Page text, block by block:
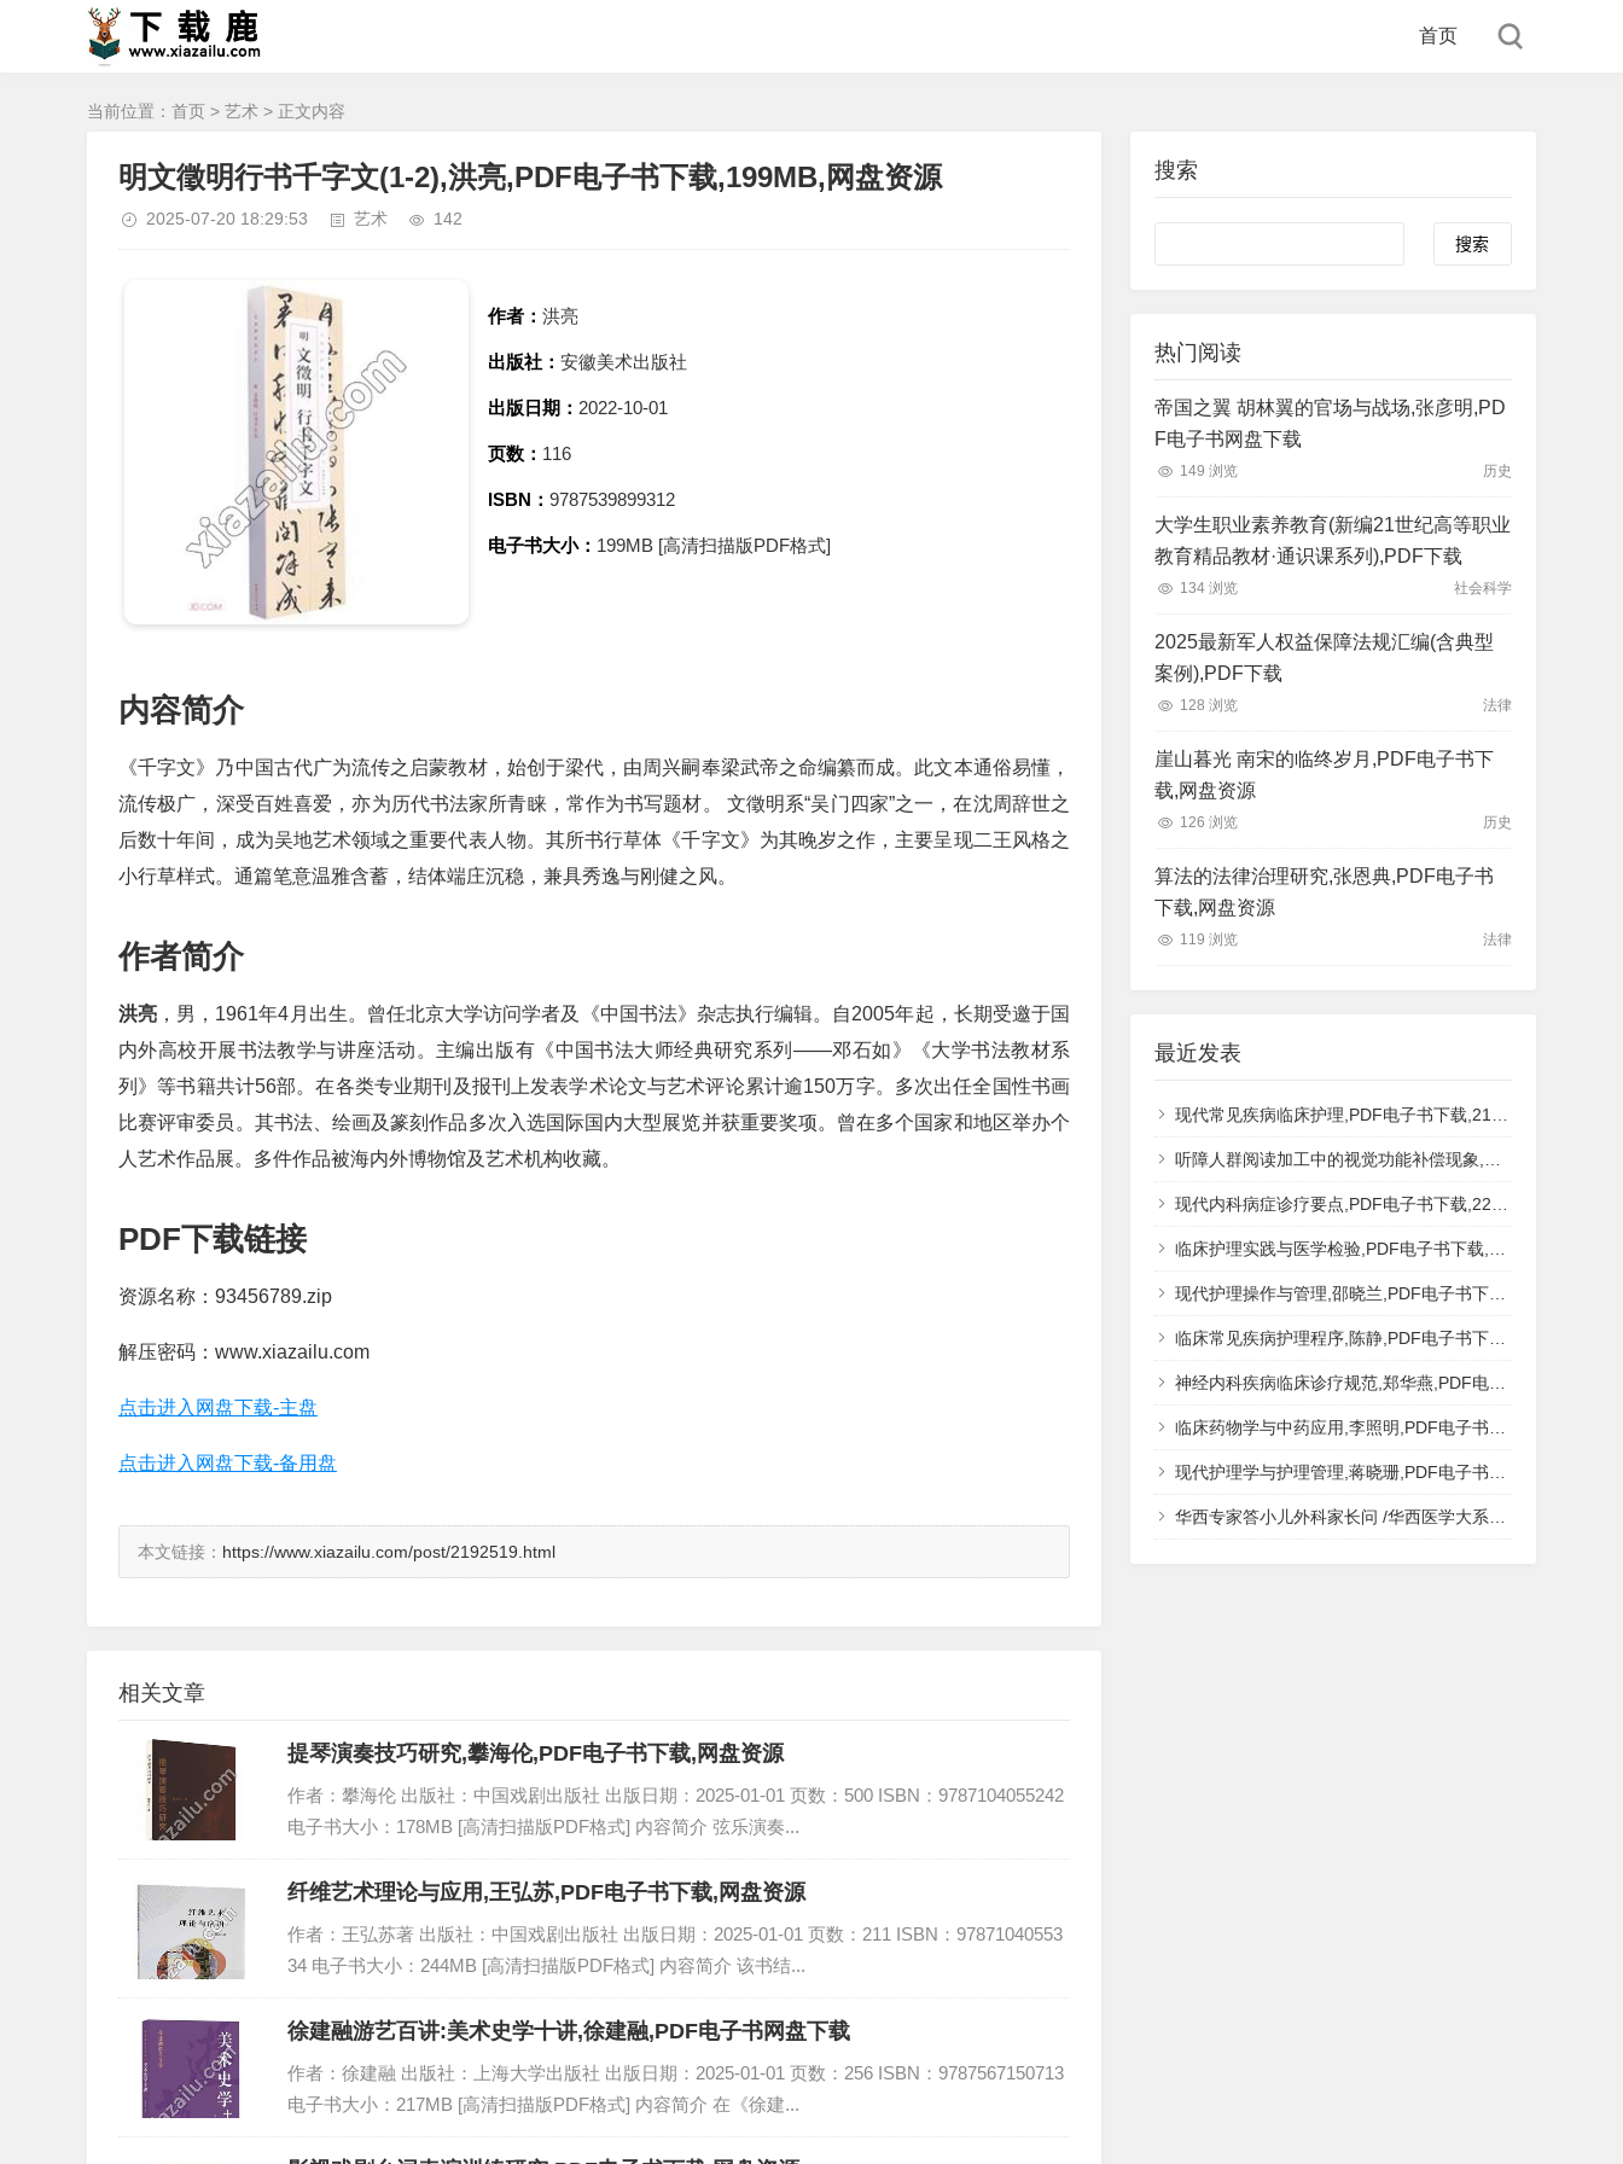
首页
当前位置： 首页 > 艺术 > 正文内容
明文徵明行书千字文(1-2),洪亮,PDF电子书下载,199MB,网盘资源
2025-07-20 18:29:53 艺术 142
作者： 洪亮
出版社： 安徽美术出版社
出版日期： 2022-10-01
页数： 116
ISBN： 9787539899312
电子书大小： 199MB [高清扫描版PDF格式]
内容简介
《千字文》乃中国古代广为流传之启蒙教材，始创于梁代，由周兴嗣奉梁武帝之命编纂而成。此文本通俗易懂，
流传极广，深受百姓喜爱，亦为历代书法家所青睐，常作为书写题材。 文徵明系“吴门四家”之一，在沈周辞世之
后数十年间，成为吴地艺术领域之重要代表人物。其所书行草体《千字文》为其晚岁之作，主要呈现二王风格之
小行草样式。通篇笔意温雅含蓄，结体端庄沉稳，兼具秀逸与刚健之风。
作者简介
洪亮 ，男，1961年4月出生。曾任北京大学访问学者及《中国书法》杂志执行编辑。自2005年起，长期受邀于国
内外高校开展书法教学与讲座活动。主编出版有《中国书法大师经典研究系列——邓石如》《大学书法教材系
列》等书籍共计56部。在各类专业期刊及报刊上发表学术论文与艺术评论累计逾150万字。多次出任全国性书画
比赛评审委员。其书法、绘画及篆刻作品多次入选国际国内大型展览并获重要奖项。曾在多个国家和地区举办个
人艺术作品展。多件作品被海内外博物馆及艺术机构收藏。
PDF下载链接
资源名称：93456789.zip
解压密码：www.xiazailu.com
点击进入网盘下载-主盘
点击进入网盘下载-备用盘
本文链接： https://www.xiazailu.com/post/2192519.html
相关文章
提琴演奏技巧研究,攀海伦,PDF电子书下载,网盘资源
作者：攀海伦 出版社：中国戏剧出版社 出版日期：2025-01-01 页数：500 ISBN：9787104055242
电子书大小：178MB [高清扫描版PDF格式] 内容简介 弦乐演奏...
纤维艺术理论与应用,王弘苏,PDF电子书下载,网盘资源
作者：王弘苏著 出版社：中国戏剧出版社 出版日期：2025-01-01 页数：211 ISBN：97871040553
34 电子书大小：244MB [高清扫描版PDF格式] 内容简介 该书结...
徐建融游艺百讲:美术史学十讲,徐建融,PDF电子书网盘下载
作者：徐建融 出版社：上海大学出版社 出版日期：2025-01-01 页数：256 ISBN：9787567150713
电子书大小：217MB [高清扫描版PDF格式] 内容简介 在《徐建...
搜索
Search
热门阅读
帝国之翼 胡林翼的官场与战场,张彦明,PD
F电子书网盘下载
149 浏览 历史
大学生职业素养教育(新编21世纪高等职业
教育精品教材·通识课系列),PDF下载
134 浏览 社会科学
2025最新军人权益保障法规汇编(含典型
案例),PDF下载
128 浏览 法律
崖山暮光 南宋的临终岁月,PDF电子书下
载,网盘资源
126 浏览 历史
算法的法律治理研究,张恩典,PDF电子书
下载,网盘资源
119 浏览 法律
最近发表
现代常见疾病临床护理,PDF电子书下载,217MB,网盘资源
听障人群阅读加工中的视觉功能补偿现象,秦钊,PDF电子书下载,网盘资源
现代内科病症诊疗要点,PDF电子书下载,223MB,网盘资源
临床护理实践与医学检验,PDF电子书下载,193MB,网盘资源
现代护理操作与管理,邵晓兰,PDF电子书下载,242MB,网盘资源
临床常见疾病护理程序,陈静,PDF电子书下载,185MB,网盘资源
神经内科疾病临床诊疗规范,郑华燕,PDF电子书下载,188MB,网盘资源
临床药物学与中药应用,李照明,PDF电子书下载,202MB,网盘资源
现代护理学与护理管理,蒋晓珊,PDF电子书下载,223MB,网盘资源
华西专家答小儿外科家长问 /华西医学大系?医学科普,PDF电子书网盘下载